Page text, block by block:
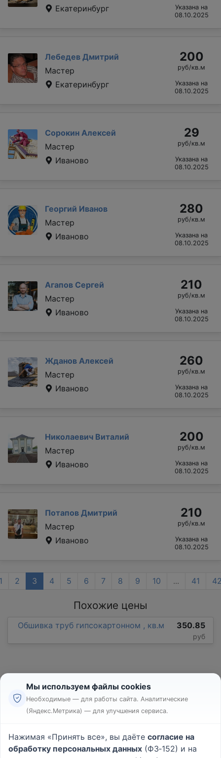
Екатеринбург
Указана на
08.10.2025
Лебедев Дмитрий
Мастер
Екатеринбург
200
руб/кв.м
Указана на
08.10.2025
Сорокин Алексей
Мастер
Иваново
29
руб/кв.м
Указана на
08.10.2025
Георгий Иванов
Мастер
Иваново
280
руб/кв.м
Указана на
08.10.2025
Агапов Сергей
Мастер
Иваново
210
руб/кв.м
Указана на
08.10.2025
Жданов Алексей
Мастер
Иваново
260
руб/кв.м
Указана на
08.10.2025
Николаевич Виталий
Мастер
Иваново
200
руб/кв.м
Указана на
08.10.2025
Потапов Дмитрий
Мастер
Иваново
210
руб/кв.м
Указана на
08.10.2025
2 3 4 5 6 7 8 9 10 ... 41
Похожие цены
Обшивка труб гипсокартонном , кв.м 350.85
руб
Реклама
Пользовательское соглашение
Политика конфиденциальности
Мы используем файлы cookies
Необходимые — для работы сайта. Аналитические
(Яндекс.Метрика) — для улучшения сервиса.
Нажимая «Принять все», вы даёте согласие на
обработку персональных данных (ФЗ‑152) и на